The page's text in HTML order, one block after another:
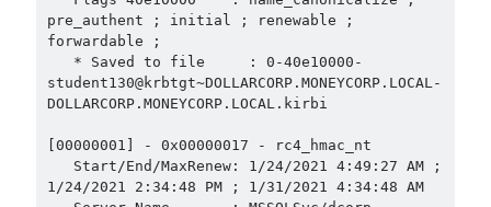
mimikatz mysql namespace new
nmap out Partial Partial Class
scapy Singleton
sudo tcpdump Unquoted Service Path
yapıcı metotlar
pre_authent ; initial ; renewable ;
forwardable ;
student130@krbtgt~DOLLARCORP.MONEYCORP.LOCAL-
DOLLARCORP.MONEYCORP.LOCAL.kirbi
[00000001] - 0x00000017 - rc4_hmac_nt
1/24/2021 2:34:48 PM ; 1/31/2021 4:34:48 AM